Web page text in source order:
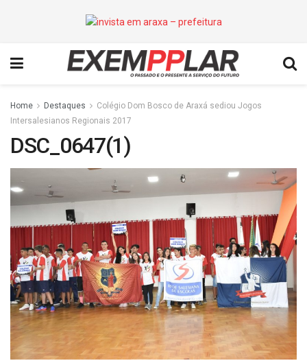
Home Destaques
Colégio Dom Bosco de Araxá sediou Jogos
Intersalesianos Regionais 2017
DSC_0647(1)